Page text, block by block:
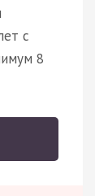
с
8